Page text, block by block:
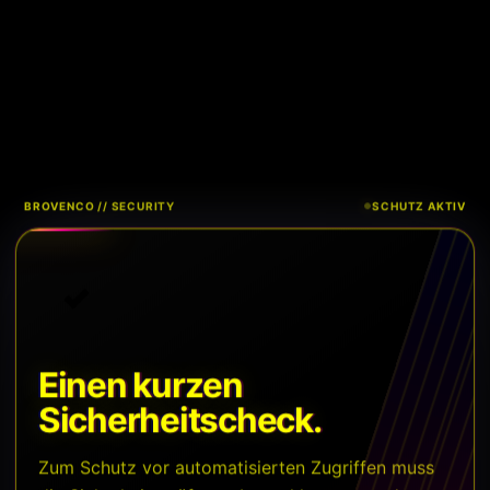
BROVENCO // SECURITY SCHUTZ AKTIV
Einen kurzen
Sicherheitscheck.
Zum Schutz vor automatisierten Zugriffen muss